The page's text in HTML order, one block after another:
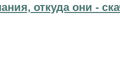
откуда они -